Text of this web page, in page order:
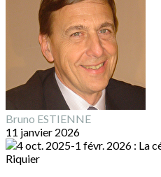
Bruno ESTIENNE
11 janvier 2026